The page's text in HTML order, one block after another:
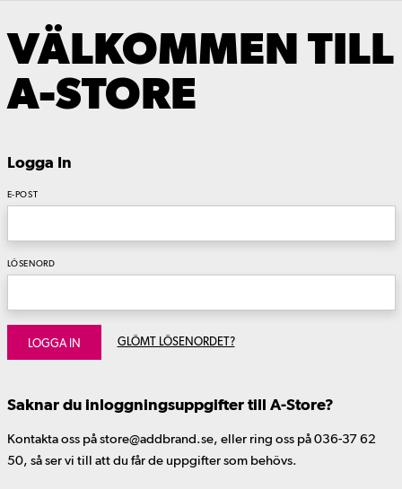
VÄLKOMMEN TILL
A-STORE
Logga In
E-POST
LÖSENORD
LOGGA IN GLÖMT LÖSENORDET?
Saknar du inloggningsuppgifter till A-Store?
Kontakta oss på store@addbrand.se, eller ring oss på 036-37 62
50, så ser vi till att du får de uppgifter som behövs.